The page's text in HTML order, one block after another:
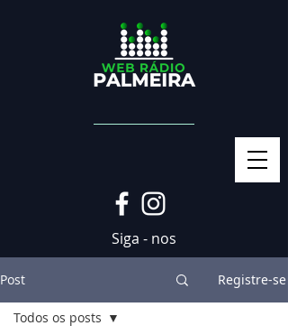
Siga - nos
Post Registre-se
Todos os posts